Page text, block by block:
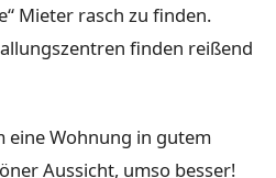
Mieter rasch zu finden.
finden reißend
eine Wohnung in gutem
Aussicht, umso besser!